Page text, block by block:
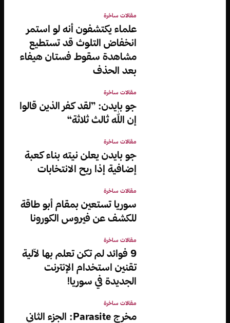
مقالات ساخرة
علماء يكتشفون أنه لو استمر
انخفاض التلوث قد تستطيع
مشاهدة سقوط فستان هيفاء
بعد الحذف
مقالات ساخرة
جو بايدن: ”لقد كفر الذين قالوا
إن الله ثالث ثلاثة“
مقالات ساخرة
جو بايدن يعلن نيته بناء كعبة
إضافية إذا ربح الانتخابات
مقالات ساخرة
سوريا تستعين بمقام أبو طاقة
للكشف عن فيروس الكورونا
مقالات ساخرة
9 فوائد لم تكن تعلم بها لآلية
تقنين استخدام الإنترنت
الجديدة في سوريا!
مقالات ساخرة
مخرج Parasite: الجزء الثاني